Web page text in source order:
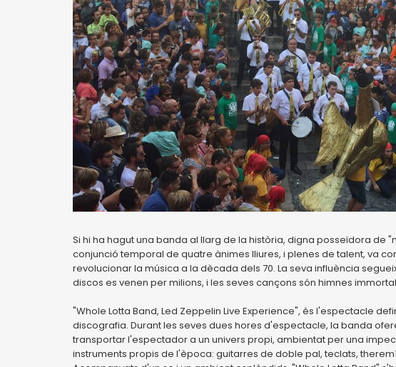
Si hi ha hagut una banda al llarg de la història, digna posseïdora de
conjunció temporal de quatre ànimes lliures, i plenes de talent, va
revolucionar la música a la dècada dels 70. La seva influència
discos es venen per milions, i les seves cançons són himnes
"Whole Lotta Band, Led Zeppelin Live Experience", és l'espectacle
discografia. Durant les seves dues hores d'espectacle, la banda
transportar l'espectador a un univers propi, ambientat per una
instruments propis de l'època: guitarres de doble pal, teclats,